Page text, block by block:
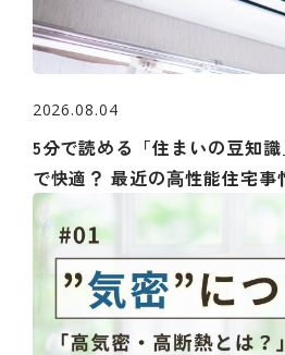
2026.08.04
5分で読める「住まいの豆知
で快適？ 最近の⾼性能住宅事